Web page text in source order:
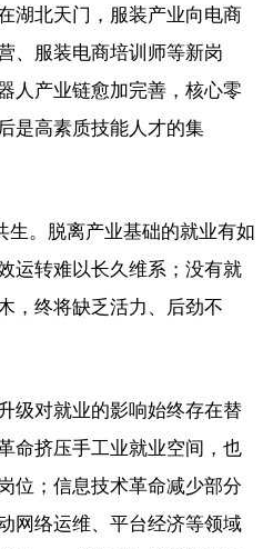
湖北天门，服装产业向电商
、服装电商培训师等新岗
人产业链愈加完善，核心零
是高素质技能人才的集
生。脱离产业基础的就业有如
运转难以长久维系；没有就
，终将缺乏活力、后劲不
级对就业的影响始终存在替
命挤压手工业就业空间，也
位；信息技术革命减少部分
网络运维、平台经济等领域